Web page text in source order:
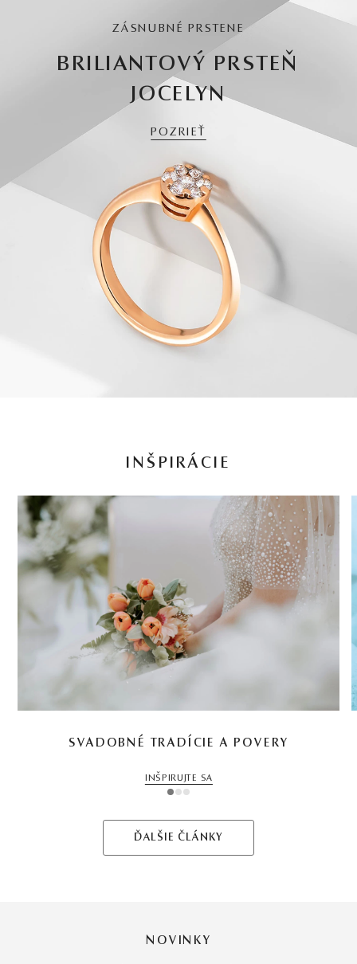
ZÁSNUBNÉ PRSTENE
BRILIANTOVÝ PRSTEŇ
JOCELYN
POZRIEŤ
INŠPIRÁCIE
SVADOBNÉ TRADÍCIE A POVERY
INŠPIRUJTE SA
1 2 3
ĎALŠIE ČLÁNKY
NOVINKY